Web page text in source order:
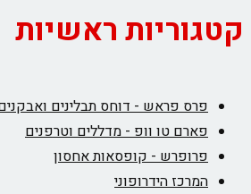
ראשיות
פראש - דוחס תבלינים ואבקנים
טו וופ - מדללים וטרפנים
- קופסאות אחסון
הידרופוני